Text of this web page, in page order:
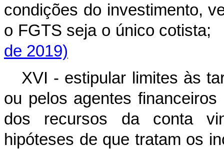
condições do investimento,
o FGTS seja o único
de 2019)
XVI - estipular limites às
ou pelos agentes
dos recursos da conta
hipóteses de que tratam os